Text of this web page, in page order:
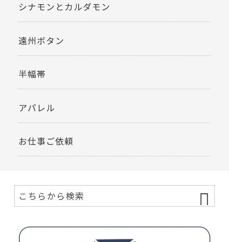
シナモンとカルダモン
遠州ボタン
半幅帯
アパレル
お仕事ご依頼